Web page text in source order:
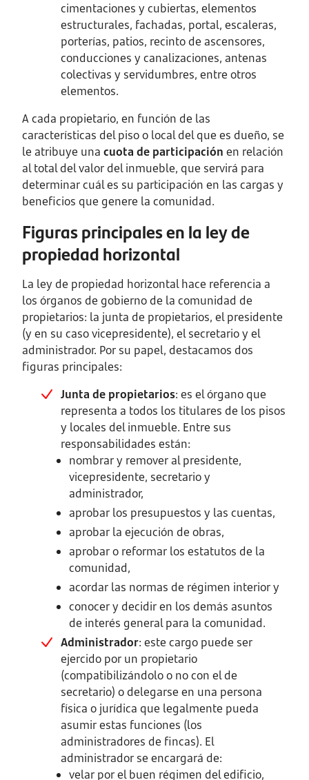
cimentaciones y cubiertas, elementos
estructurales, fachadas, portal, escaleras,
porterías, patios, recinto de ascensores,
conducciones y canalizaciones, antenas
colectivas y servidumbres, entre otros
elementos.
A cada propietario, en función de las
características del piso o local del que es dueño, se
le atribuye una cuota de participación en relación
al total del valor del inmueble, que servirá para
determinar cuál es su participación en las cargas y
beneficios que genere la comunidad.
Figuras principales en la ley de
propiedad horizontal
La ley de propiedad horizontal hace referencia a
los órganos de gobierno de la comunidad de
propietarios: la junta de propietarios, el presidente
(y en su caso vicepresidente), el secretario y el
administrador. Por su papel, destacamos dos
figuras principales:
Junta de propietarios: es el órgano que
representa a todos los titulares de los pisos
y locales del inmueble. Entre sus
responsabilidades están:
nombrar y remover al presidente,
vicepresidente, secretario y
administrador,
aprobar los presupuestos y las cuentas,
aprobar la ejecución de obras,
aprobar o reformar los estatutos de la
comunidad,
acordar las normas de régimen interior y
conocer y decidir en los demás asuntos
de interés general para la comunidad.
Administrador: este cargo puede ser
ejercido por un propietario
(compatibilizándolo o no con el de
secretario) o delegarse en una persona
física o jurídica que legalmente pueda
asumir estas funciones (los
administradores de fincas). El
administrador se encargará de:
velar por el buen régimen del edificio,